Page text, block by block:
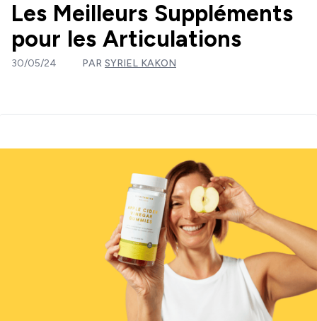
Les Meilleurs Suppléments
pour les Articulations
30/05/24 PAR SYRIEL KAKON